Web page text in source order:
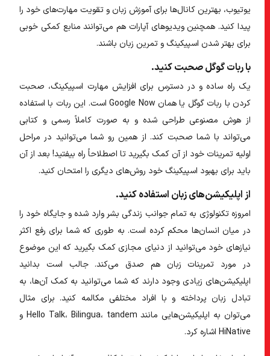
یوتیوب، بهترین کانال‌ها برای آموزش زبان و تقویت مهارت‌های خود را
پیدا کنید. همچنین ویدیوهای آپارات هم می‌توانند منابع کمکی خوبی
برای بهتر شدن اسپیکینگ و تمرین زبان باشند.
با ربات گوگل صحبت کنید.
یک راه ساده و در دسترس برای افزایش مهارت اسپیکینگ، صحبت
کردن با ربات گوگل یا همان Google Now است. این ربات با استفاده
از هوش مصنوعی طراحی شده و به صورت کاملاً رسمی و کتابی
می‌تواند با شما صحبت کند. از همین رو شما می‌توانید در مراحل
اولیه تمرینات خود از آن کمک بگیرید تا اصطلاحاً راه بیفتید! بعد از آن
باید برای بهبود اسپیکینگ خود روش‌های دیگری را امتحان کنید.
از اپلیکیشن‌های زبان استفاده کنید.
امروزه تکنولوژی به تمام جوانب زندگی بشر وارد شده و جایگاه خود را
در میان انسان‌ها محکم کرده است. به طوری که شما برای رفع اکثر
نیازهای خود می‌توانید از دنیای مجازی کمک بگیرید که این موضوع
در مورد تمرینات زبان هم صدق می‌کند. جالب است بدانید
اپلیکیشن‌های زیادی وجود دارند که شما می‌توانید به کمک آن‌ها، به
تبادل زبان پرداخته و با افراد مختلفی مکالمه کنید. برای مثال
می‌توان به اپلیکیشن‌هایی مانند Hello Talk، Bilingua، tandem و
HiNative اشاره کرد.